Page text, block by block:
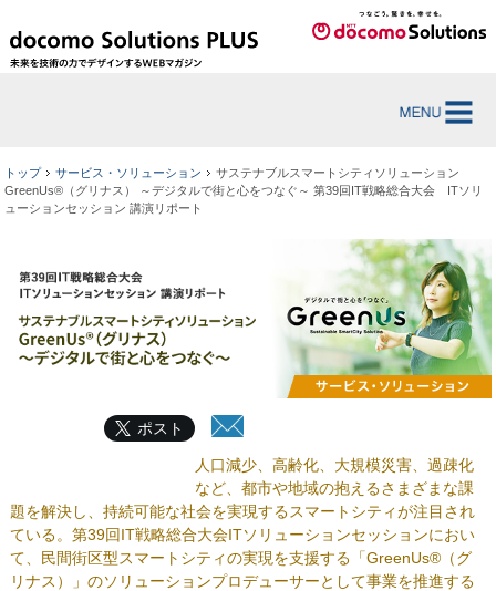
トップ サービス・ソリューション
サステナブルスマートシティソリューション
GreenUs®（グリナス） ～デジタルで街と心をつなぐ～ 第39回IT戦略総合大会 ITソリ
ューションセッション 講演リポート
ポスト
人口減少、高齢化、大規模災害、過疎化
など、都市や地域の抱えるさまざまな課
題を解決し、持続可能な社会を実現するスマートシティが注目され
ている。第39回IT戦略総合大会ITソリューションセッションにおい
て、民間街区型スマートシティの実現を支援する「GreenUs®（グ
リナス）」のソリューションプロデューサーとして事業を推進する